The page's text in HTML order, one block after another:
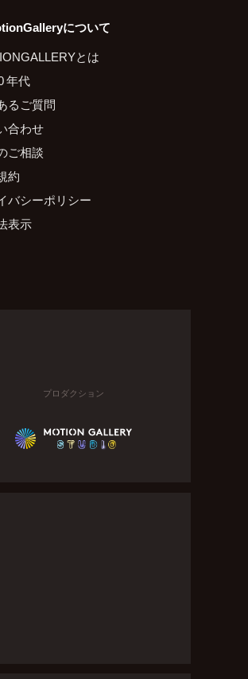
について
とは
年代
るご質問
合わせ
ご相談
約
バシーポリシー
表示
プロダクション